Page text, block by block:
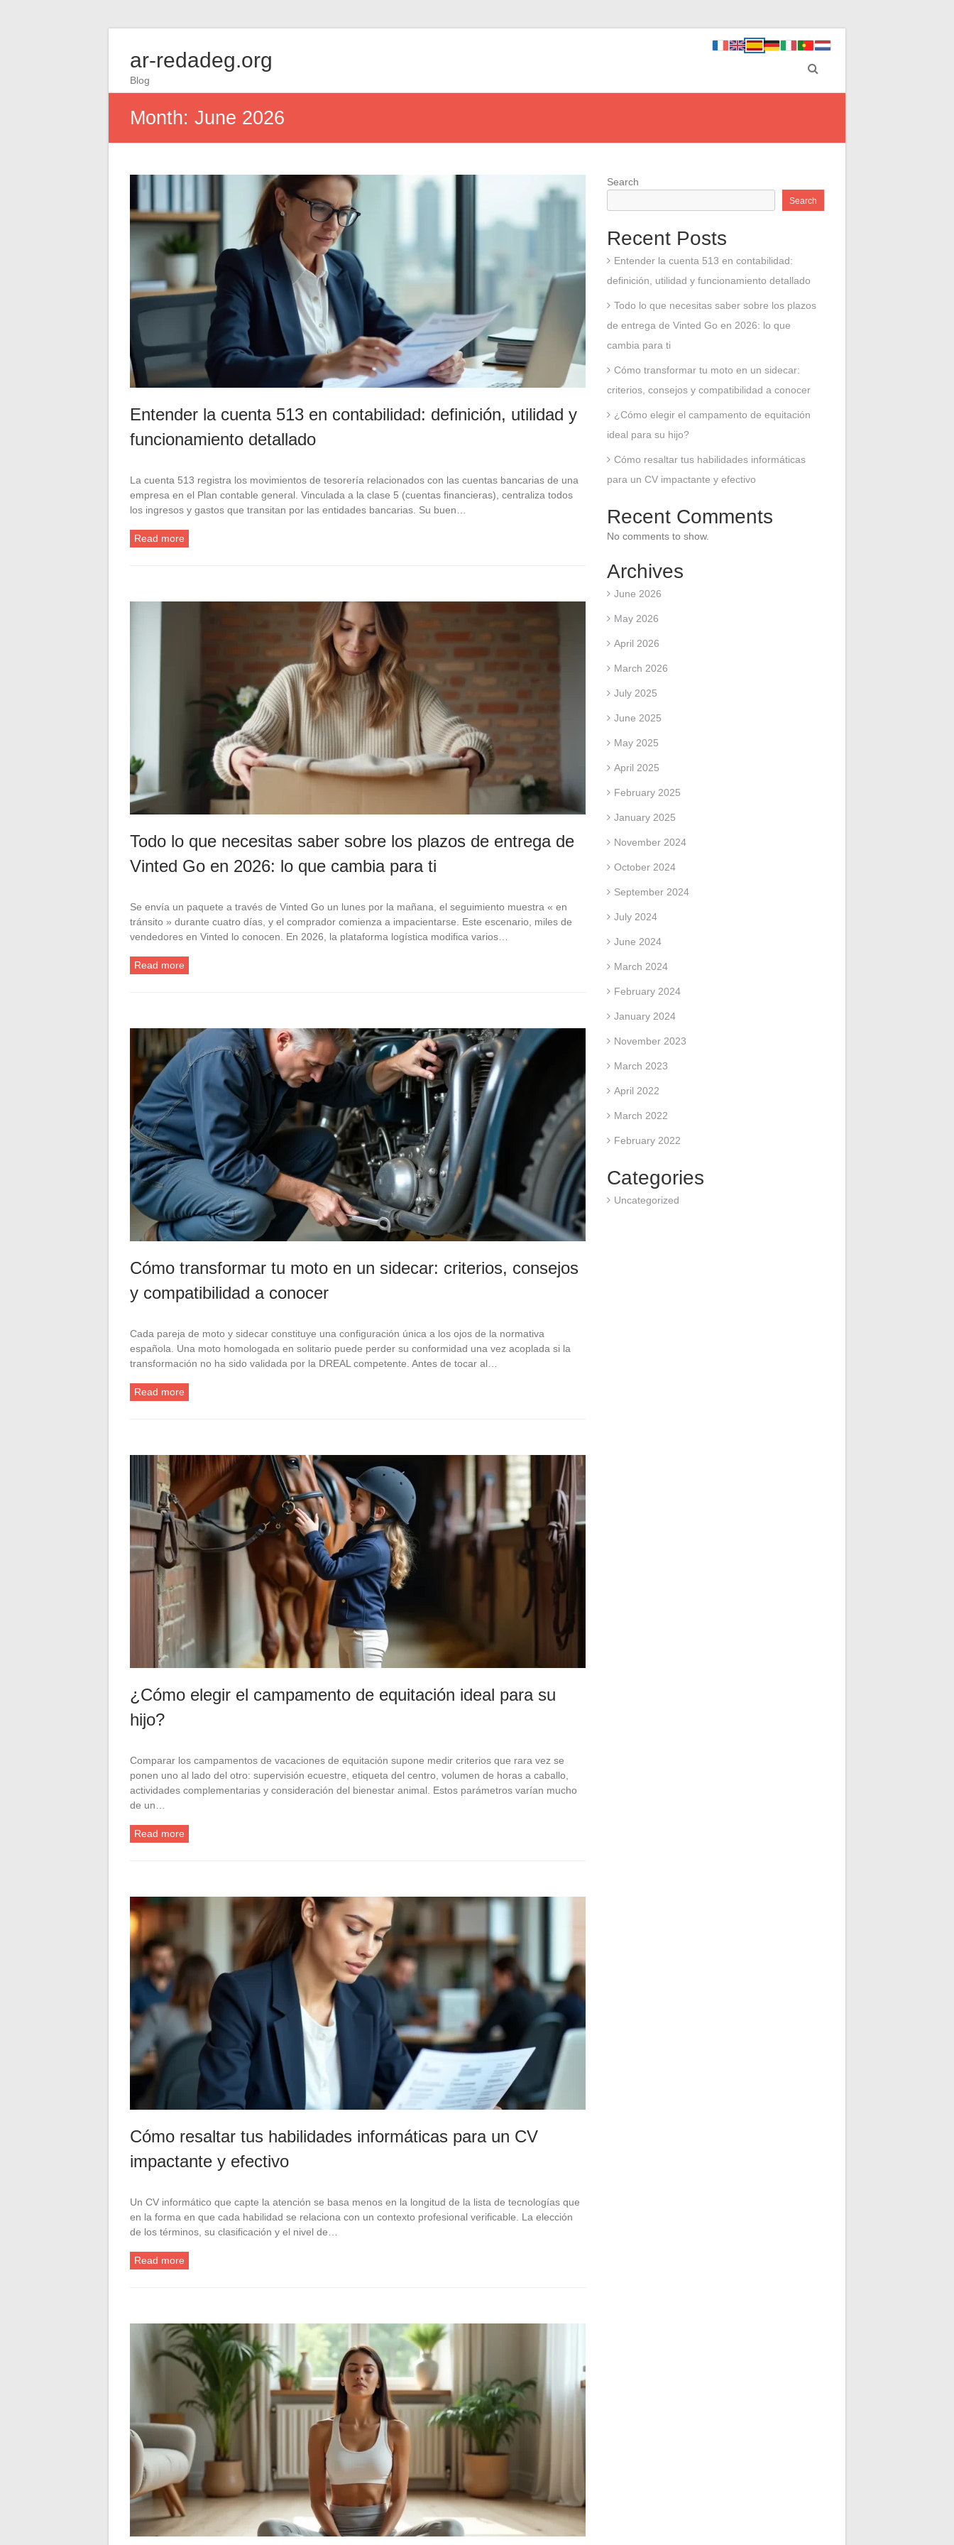
ar-redadeg.org
Blog
Month: June 2026
Entender la cuenta 513 en contabilidad: definición, utilidad y
funcionamiento detallado
La cuenta 513 registra los movimientos de tesorería relacionados con las cuentas bancarias de una
empresa en el Plan contable general. Vinculada a la clase 5 (cuentas financieras), centraliza todos
los ingresos y gastos que transitan por las entidades bancarias. Su buen…
Read more
Todo lo que necesitas saber sobre los plazos de entrega de
Vinted Go en 2026: lo que cambia para ti
Se envía un paquete a través de Vinted Go un lunes por la mañana, el seguimiento muestra « en
tránsito » durante cuatro días, y el comprador comienza a impacientarse. Este escenario, miles de
vendedores en Vinted lo conocen. En 2026, la plataforma logística modifica varios…
Read more
Cómo transformar tu moto en un sidecar: criterios, consejos
y compatibilidad a conocer
Cada pareja de moto y sidecar constituye una configuración única a los ojos de la normativa
española. Una moto homologada en solitario puede perder su conformidad una vez acoplada si la
transformación no ha sido validada por la DREAL competente. Antes de tocar al…
Read more
¿Cómo elegir el campamento de equitación ideal para su
hijo?
Comparar los campamentos de vacaciones de equitación supone medir criterios que rara vez se
ponen uno al lado del otro: supervisión ecuestre, etiqueta del centro, volumen de horas a caballo,
actividades complementarias y consideración del bienestar animal. Estos parámetros varían mucho
de un…
Read more
Cómo resaltar tus habilidades informáticas para un CV
impactante y efectivo
Un CV informático que capte la atención se basa menos en la longitud de la lista de tecnologías que
en la forma en que cada habilidad se relaciona con un contexto profesional verificable. La elección
de los términos, su clasificación y el nivel de…
Read more
Search
Search
Recent Posts
Entender la cuenta 513 en contabilidad:
definición, utilidad y funcionamiento detallado
Todo lo que necesitas saber sobre los plazos
de entrega de Vinted Go en 2026: lo que
cambia para ti
Cómo transformar tu moto en un sidecar:
criterios, consejos y compatibilidad a conocer
¿Cómo elegir el campamento de equitación
ideal para su hijo?
Cómo resaltar tus habilidades informáticas
para un CV impactante y efectivo
Recent Comments
No comments to show.
Archives
June 2026
May 2026
April 2026
March 2026
July 2025
June 2025
May 2025
April 2025
February 2025
January 2025
November 2024
October 2024
September 2024
July 2024
June 2024
March 2024
February 2024
January 2024
November 2023
March 2023
April 2022
March 2022
February 2022
Categories
Uncategorized